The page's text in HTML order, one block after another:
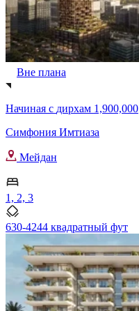
Вне плана
Начиная с дирхам 1,900,000
Симфония Имтиаза
Мейдан
1, 2, 3
630-4244 квадратный фут